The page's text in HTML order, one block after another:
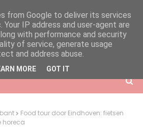
Food tour door Eindhoven: fietsen
horeca
from Google to deliver its services
IP address and user-agent are
with performance and security
of service, generate usage
and address abuse.
MORE GOT IT